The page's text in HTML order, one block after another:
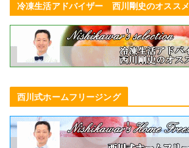
冷凍生活アドバイザー 西川剛史のオススメ
西川式ホームフリージング